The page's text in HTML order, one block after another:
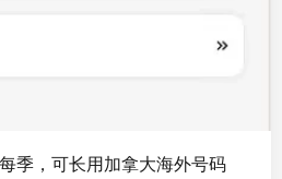
季，可长用加拿大海外号码